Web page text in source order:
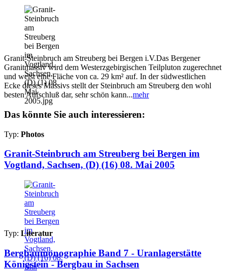
Granit-Steinbruch am Streuberg bei Bergen i.V.Das Bergener
Granitmassiv wird dem Westerzgebirgischen Teilpluton zugerechnet
und weist eine Fläche von ca. 29 km² auf. In der südwestlichen
Ecke dieses Massivs stellt der Steinbruch am Streuberg den wohl
besten Aufschluß dar, sehr schön kann...mehr
Das könnte Sie auch interessieren:
Typ: Photos
Granit-Steinbruch am Streuberg bei Bergen im
Vogtland, Sachsen, (D) (16) 08. Mai 2005
Typ: Literatur
Bergbaumonographie Band 7 - Uranlagerstätte
Königstein - Bergbau in Sachsen